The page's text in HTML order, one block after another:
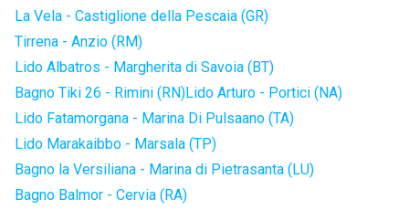
La Vela - Castiglione della Pescaia (GR)
Tirrena - Anzio (RM)
Lido Albatros - Margherita di Savoia (BT)
Bagno Tiki 26 - Rimini (RN)Lido Arturo - Portici (NA)
Lido Fatamorgana - Marina Di Pulsaano (TA)
Lido Marakaibbo - Marsala (TP)
Bagno la Versiliana - Marina di Pietrasanta (LU)
Bagno Balmor - Cervia (RA)